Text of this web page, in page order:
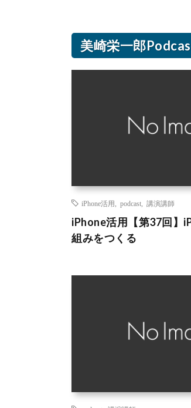
美崎栄一郎
iPhone活用 podcast 講演講師
iPhone活用【第37回】
組みをつくる